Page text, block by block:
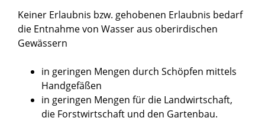
Keiner Erlaubnis bzw. gehobenen Erlaubnis bedarf
die Entnahme von Wasser aus oberirdischen
Gewässern
in geringen Mengen durch Schöpfen mittels
Handgefäßen
in geringen Mengen für die Landwirtschaft,
die Forstwirtschaft und den Gartenbau.